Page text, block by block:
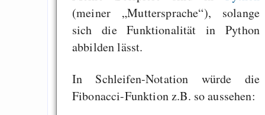
(meiner „Muttersprache“), solange
sich die Funktionalität in Python
abbilden lässt.
In Schleifen-Notation würde die
Fibonacci-Funktion z.B. so aussehen: